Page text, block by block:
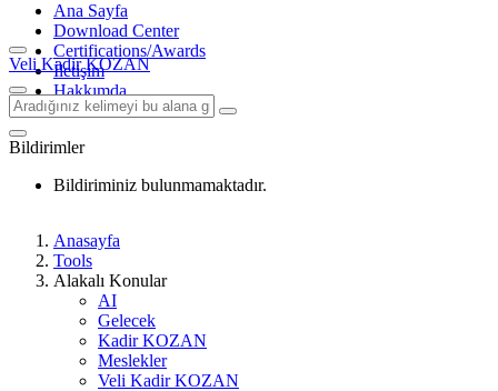
Ana Sayfa
Download Center
Certifications/Awards
İletişim
Hakkımda
Veli Kadir KOZAN
Bildirimler
Bildiriminiz bulunmamaktadır.
Anasayfa
Tools
Alakalı Konular
AI
Gelecek
Kadir KOZAN
Meslekler
Veli Kadir KOZAN